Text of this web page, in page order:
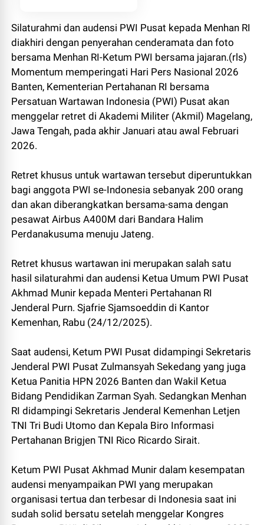
Silaturahmi dan audensi PWI Pusat kepada Menhan RI
diakhiri dengan penyerahan cenderamata dan foto
bersama Menhan RI-Ketum PWI bersama jajaran.(rls)
Momentum memperingati Hari Pers Nasional 2026
Banten, Kementerian Pertahanan RI bersama
Persatuan Wartawan Indonesia (PWI) Pusat akan
menggelar retret di Akademi Militer (Akmil) Magelang,
Jawa Tengah, pada akhir Januari atau awal Februari
2026.
Retret khusus untuk wartawan tersebut diperuntukkan
bagi anggota PWI se-Indonesia sebanyak 200 orang
dan akan diberangkatkan bersama-sama dengan
pesawat Airbus A400M dari Bandara Halim
Perdanakusuma menuju Jateng.
Retret khusus wartawan ini merupakan salah satu
hasil silaturahmi dan audensi Ketua Umum PWI Pusat
Akhmad Munir kepada Menteri Pertahanan RI
Jenderal Purn. Sjafrie Sjamsoeddin di Kantor
Kemenhan, Rabu (24/12/2025).
Saat audensi, Ketum PWI Pusat didampingi Sekretaris
Jenderal PWI Pusat Zulmansyah Sekedang yang juga
Ketua Panitia HPN 2026 Banten dan Wakil Ketua
Bidang Pendidikan Zarman Syah. Sedangkan Menhan
RI didampingi Sekretaris Jenderal Kemenhan Letjen
TNI Tri Budi Utomo dan Kepala Biro Informasi
Pertahanan Brigjen TNI Rico Ricardo Sirait.
Ketum PWI Pusat Akhmad Munir dalam kesempatan
audensi menyampaikan PWI yang merupakan
organisasi tertua dan terbesar di Indonesia saat ini
sudah solid bersatu setelah menggelar Kongres